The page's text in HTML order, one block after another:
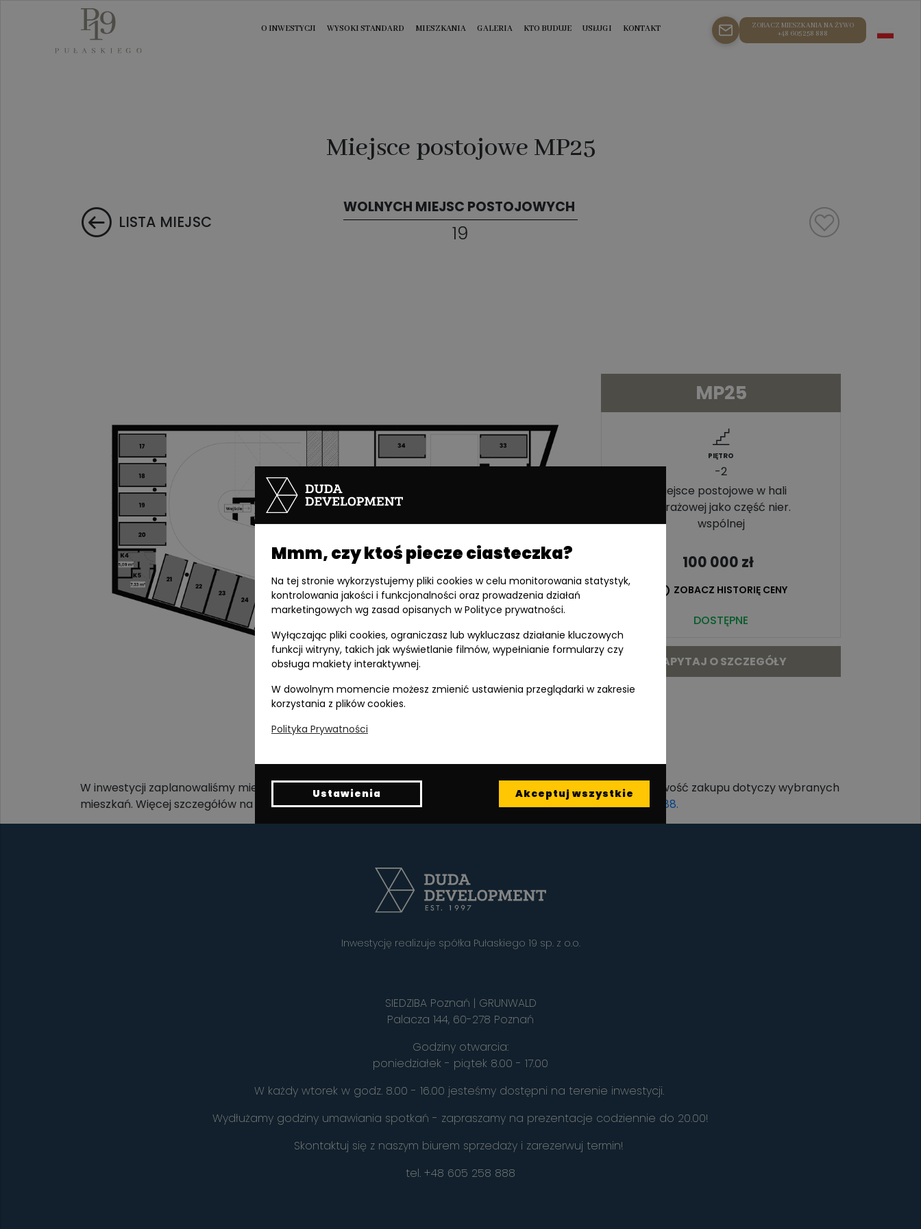
Mmm, czy ktoś piecze ciasteczka?
Na tej stronie wykorzystujemy pliki cookies w celu monitorowania statystyk,
kontrolowania jakości i funkcjonalności oraz prowadzenia działań
marketingowych wg zasad opisanych w Polityce prywatności.
Wyłączając pliki cookies, ograniczasz lub wykluczasz działanie kluczowych
funkcji witryny, takich jak wyświetlanie filmów, wypełnianie formularzy czy
obsługa makiety interaktywnej.
W dowolnym momencie możesz zmienić ustawienia przeglądarki w zakresie
korzystania z plików cookies.
Polityka Prywatności
Ustawienia Akceptuj wszystkie
ZOBACZ MIESZKANIA NA ŻYWO
+48 605 258 888
O INWESTYCJI WYSOKI STANDARD MIESZKANIA GALERIA KTO BUDUJE USŁUGI KONTAKT
Miejsce postojowe MP25
LISTA MIEJSC
WOLNYCH MIEJSC POSTOJOWYCH
19
MP25
PIĘTRO
-2
Miejsce postojowe w hali
garażowej jako część nier.
wspólnej
100 000 zł
ZOBACZ HISTORIĘ CENY
DOSTĘPNE
ZAPYTAJ O SZCZEGÓŁY
W inwestycji zaplanowaliśmy miejsca postojowe dla mieszkańców. Ich liczba jest jednak ograniczona, a możliwość zakupu dotyczy wybranych
mieszkań. Więcej szczegółów na ten temat można uzyskać w biurze sprzedaży pod numerem:+48 605 258 888.
Inwestycję realizuje spółka Pułaskiego 19 sp. z o.o.
SIEDZIBA Poznań | GRUNWALD
Palacza 144, 60-278 Poznań
Godziny otwarcia:
poniedziałek - piątek 8.00 - 17.00
W każdy wtorek w godz. 8.00 - 16.00 jesteśmy dostępni na terenie inwestycji.
Wydłużamy godziny umawiania spotkań - zapraszamy na prezentacje codziennie do 20.00!
Skontaktuj się z naszym biurem sprzedaży i zarezerwuj termin!
tel. +48 605 258 888